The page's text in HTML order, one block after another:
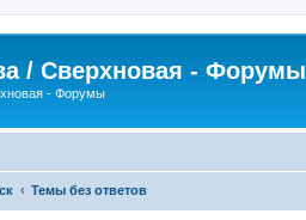
/ Сверхновая - Форумы
- Форумы
Темы без ответов